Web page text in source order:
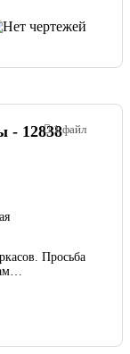
- 128381 файл